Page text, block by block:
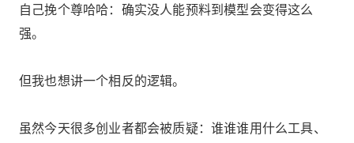
自己挽个尊哈哈：确实没人能预料到模型会变得这么
强。
但我也想讲一个相反的逻辑。
虽然今天很多创业者都会被质疑：谁谁谁用什么工具、